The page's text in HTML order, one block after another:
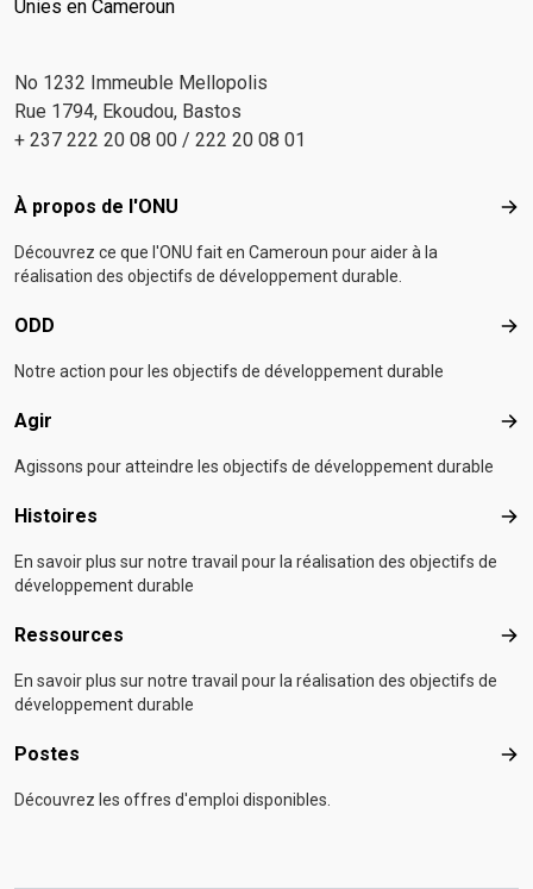
Unies en Cameroun
No 1232 Immeuble Mellopolis
Rue 1794, Ekoudou, Bastos
+ 237 222 20 08 00 / 222 20 08 01
Footer menu
À propos de l'ONU À
Découvrez ce que l'ONU fait en Cameroun pour aider à la
réalisation des objectifs de développement durable.
ODD
Notre action pour les objectifs de développement durable
Agir Agir
Agissons pour atteindre les objectifs de développement durable
Histoires
En savoir plus sur notre travail pour la réalisation des objectifs de
développement durable
Ressources
En savoir plus sur notre travail pour la réalisation des objectifs de
développement durable
Postes
Découvrez les offres d'emploi disponibles.